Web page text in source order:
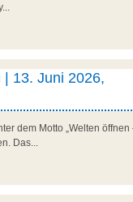
13. Juni 2026,
dem Motto „Welten öffnen
Das...